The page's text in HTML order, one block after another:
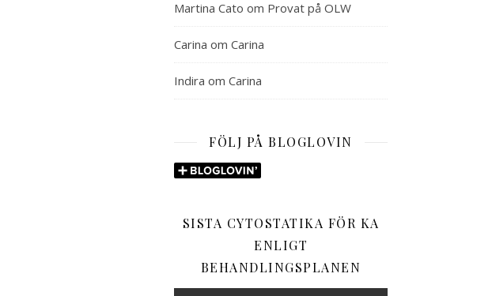
Martina Cato om Provat på OLW
Carina om Carina
Indira om Carina
FÖLJ PÅ BLOGLOVIN
SISTA CYTOSTATIKA FÖR KA
ENLIGT
BEHANDLINGSPLANEN